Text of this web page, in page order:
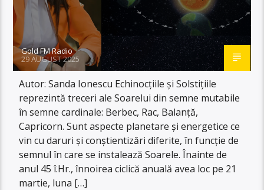
Gold FM Radio
29 AUGUST 2025
Autor: Sanda Ionescu Echinocțiile și Solstițiile
reprezintă treceri ale Soarelui din semne mutabile
în semne cardinale: Berbec, Rac, Balanță,
Capricorn. Sunt aspecte planetare și energetice ce
vin cu daruri și conștientizări diferite, în funcție de
semnul în care se instalează Soarele. Înainte de
anul 45 î.Hr., înnoirea ciclică anuală avea loc pe 21
martie, luna […]